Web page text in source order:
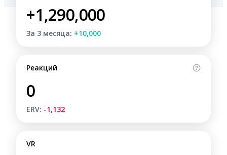
+1,290,000
За 3 месяца: +10,000
Реакций
0
ERV: -1,132
VR